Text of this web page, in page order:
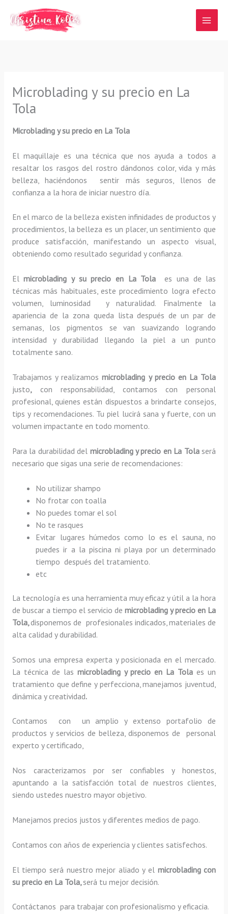
contenido
Microblading y su precio en La
Tola
Microblading y su precio en La Tola
El maquillaje es una técnica que nos ayuda a todos a
resaltar los rasgos del rostro dándonos color, vida y más
belleza, haciéndonos sentir más seguros, llenos de
confianza a la hora de iniciar nuestro día.
En el marco de la belleza existen infinidades de productos y
procedimientos, la belleza es un placer, un sentimiento que
produce satisfacción, manifestando un aspecto visual,
obteniendo como resultado seguridad y confianza.
Elmicroblading y su precio en La Tola es una de las
técnicas más habituales, este procedimiento logra efecto
volumen, luminosidad y naturalidad. Finalmente la
apariencia de la zona queda lista después de un par de
semanas, los pigmentos se van suavizando logrando
intensidad y durabilidad llegando la piel a un punto
totalmente sano.
Trabajamos y realizamosmicroblading y precio en La Tola
justo,con responsabilidad, contamos con personal
profesional, quienes están dispuestos a brindarte consejos,
tips y recomendaciones. Tu piel lucirá sana y fuerte, con un
volumen impactante en todo momento.
Para la durabilidad del microblading y precio en La Tola será
necesario que sigas una serie de recomendaciones:
No utilizar shampo
No frotar con toalla
No puedes tomar el sol
No te rasques
Evitar lugares húmedos como lo es el sauna, no
puedes ir a la piscina ni playa por un determinado
tiempo después del tratamiento.
etc
La tecnología es una herramienta muy eficaz y útil a la hora
de buscar a tiempo el servicio demicroblading y precio en La
Tola,disponemos de profesionales indicados, materiales de
alta calidad y durabilidad.
Somos una empresa experta y posicionada en el mercado.
La técnica de las microblading y precio en La Tola es un
tratamiento que define y perfecciona, manejamos juventud,
dinámica y creatividad.
Contamos con un amplio y extenso portafolio de
productos y servicios de belleza, disponemos de personal
experto y certificado,
Nos caracterizamos por ser confiables y honestos,
apuntando a la satisfacción total de nuestros clientes,
siendo ustedes nuestro mayor objetivo.
Manejamos precios justos y diferentes medios de pago.
Contamos con años de experiencia y clientes satisfechos.
El tiempo será nuestro mejor aliado y el microblading con
su precio en La Tola, será tu mejor decisión.
Contáctanos para trabajar con profesionalismo y eficacia.